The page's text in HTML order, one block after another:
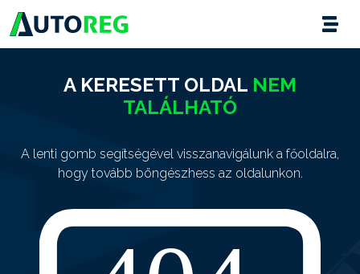
A KERESETT OLDAL NEM
TALÁLHATÓ
A lenti gomb segítségével visszanavigálunk a főoldalra,
hogy tovább böngészhess az oldalunkon.